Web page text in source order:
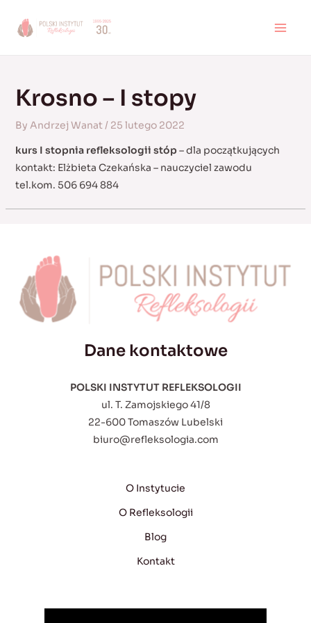
Krosno – I stopy
By Andrzej Wanat/ 25 lutego 2022
kurs I stopnia refleksologii stóp– dla początkujących
kontakt: Elżbieta Czekańska – nauczyciel zawodu
tel.kom. 506 694 884
Dane kontaktowe
POLSKI INSTYTUT REFLEKSOLOGII
ul. T. Zamojskiego 41/8
22-600 Tomaszów Lubelski
biuro@refleksologia.com
O Instytucie
O Refleksologii
Blog
Kontakt